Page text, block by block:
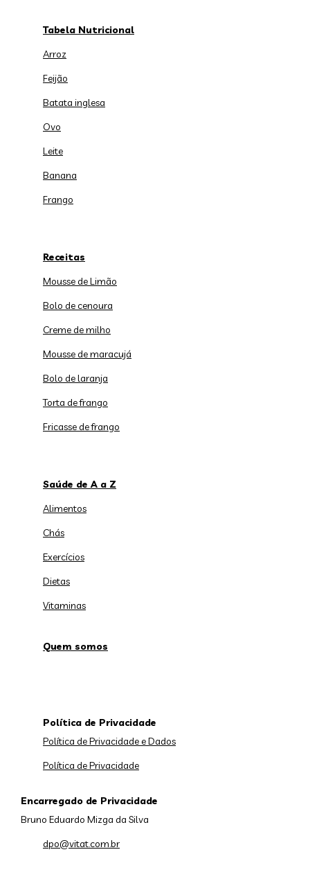
Tabela Nutricional
Arroz
Feijão
Batata inglesa
Ovo
Leite
Banana
Frango
Receitas
Mousse de Limão
Bolo de cenoura
Creme de milho
Mousse de maracujá
Bolo de laranja
Torta de frango
Fricasse de frango
Saúde de A a Z
Alimentos
Chás
Exercícios
Dietas
Vitaminas
Quem somos
Política de Privacidade
Política de Privacidade e Dados
Política de Privacidade
Encarregado de Privacidade
Bruno Eduardo Mizga da Silva
dpo@vitat.com.br